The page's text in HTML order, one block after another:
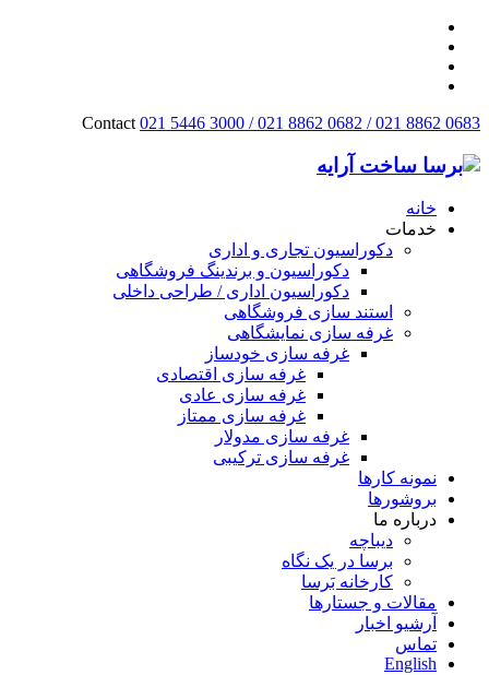
Contact 021 5446 3000 / 021 8862 0682 / 021 8862 0683
خانه
خدمات
دکوراسیون تجاری و اداری
دکوراسیون و برندینگ فروشگاهی
دکوراسیون اداری / طراحی داخلی
استند سازی فروشگاهی
غرفه سازی نمایشگاهی
غرفه سازی خودساز
غرفه سازی اقتصادی
غرفه سازی عادی
غرفه سازی ممتاز
غرفه سازی مدولار
غرفه سازی ترکیبی
نمونه کارها
بروشورها
درباره ما
دیباچه
برسا در یک نگاه
کارخانه بَرسا
مقالات و جستارها
آرشیو اخبار
تماس
English